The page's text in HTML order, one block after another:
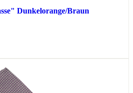
Dunkelorange/Braun